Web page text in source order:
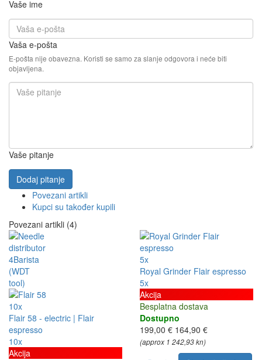
Vaše ime
Vaša e-pošta
E-pošta nije obavezna. Koristi se samo za slanje odgovora i neće biti
objavljena.
Vaše pitanje
Dodaj pitanje
Povezani artikli
Kupci su također kupili
Povezani artikli (4)
10x
Flair 58 - electric | Flair
espresso
10x
Akcija
5x
Royal Grinder Flair espresso
5x
Akcija
Besplatna dostava
Dostupno
199,00 € 164,90 €
(approx 1 242,93 kn)